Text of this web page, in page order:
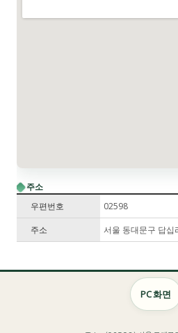
주소
우편번호
02598
주소
서울 동대문구 답
PC 화면